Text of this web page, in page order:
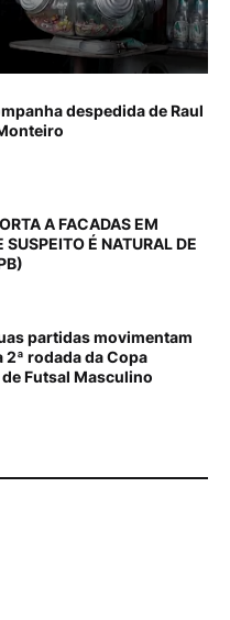
despedida de Raul
A FACADAS EM
SUSPEITO É NATURAL DE
partidas movimentam
2ª rodada da Copa
Futsal Masculino